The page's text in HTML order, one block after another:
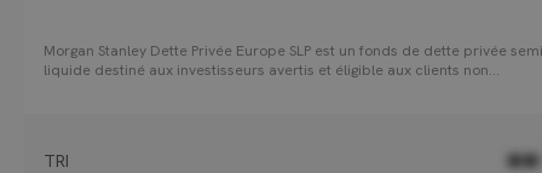
Morgan Stanley Dette Privée Europe SLP est un fonds de dette privée
liquide destiné aux investisseurs avertis et éligible aux clients non
intermédiaire (30 à 60 participations avec un EBITDA de 10-100M€ pour
TRI